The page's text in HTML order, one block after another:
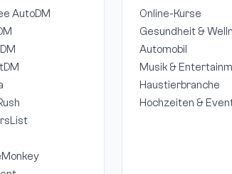
AutoDM
Online-Kurse
Gesundheit &
Automobil
Musik &
Haustierbranche
Hochzeiten &